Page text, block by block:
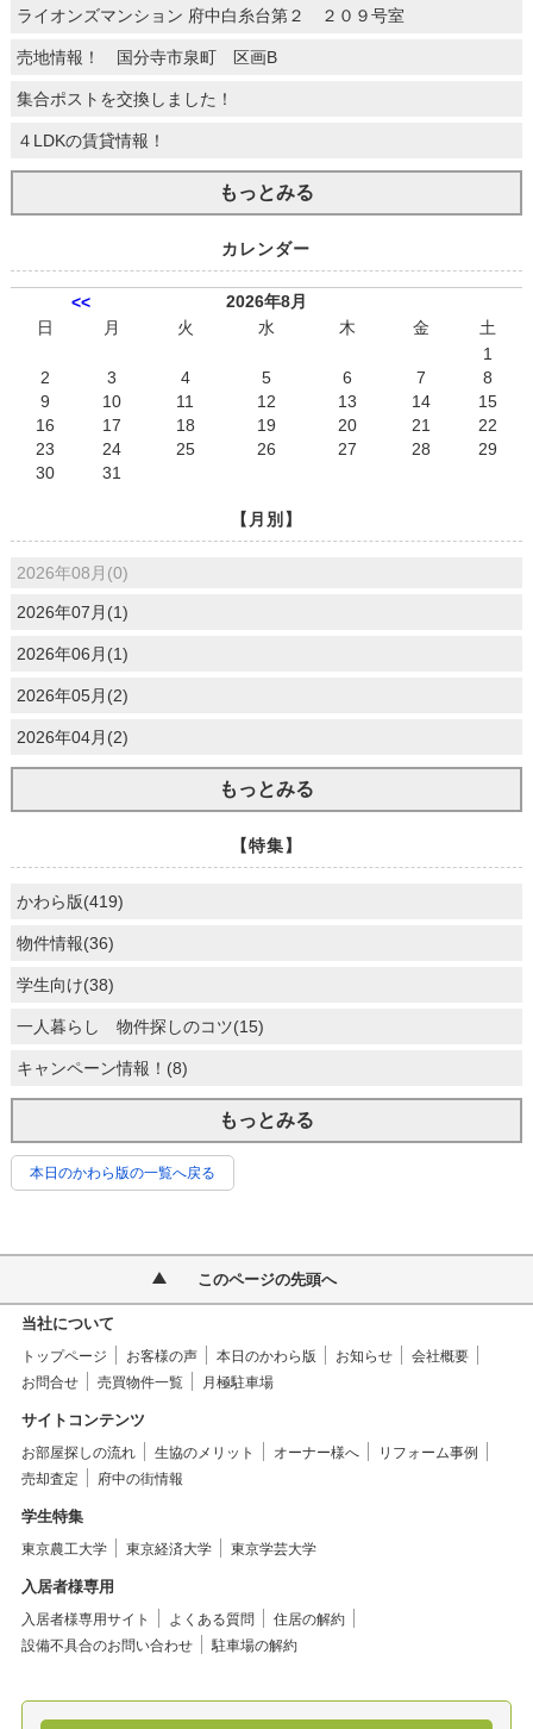
ライオンズマンション 府中白糸台第２ ２０９号室
売地情報！ 国分寺市泉町 区画B
集合ポストを交換しました！
４LDKの賃貸情報！
もっとみる
カレンダー
<<
2026年8月
日
月 火 水 木 金
土
1
2
3 4 5 6 7
8
9
10 11 12 13 14
15
16
17 18 19 20 21
22
23
24 25 26 27 28
29
30
31
【月別】
2026年08月(0)
2026年07月(1)
2026年06月(1)
2026年05月(2)
2026年04月(2)
もっとみる
【特集】
かわら版(419)
物件情報(36)
学生向け(38)
一人暮らし 物件探しのコツ(15)
キャンペーン情報！(8)
もっとみる
本日のかわら版の一覧へ戻る
このページの先頭へ
当社について
トップページ お客様の声 本日のかわら版 お知らせ
会社概要
お問合せ
売買物件一覧 月極駐車場
サイトコンテンツ
お部屋探しの流れ 生協のメリット オーナー様へ
リフォーム事例
売却査定
府中の街情報
学生特集
東京農工大学 東京経済大学 東京学芸大学
入居者様専用
入居者様専用サイト よくある質問
住居の解約
設備不具合のお問い合わせ
駐車場の解約